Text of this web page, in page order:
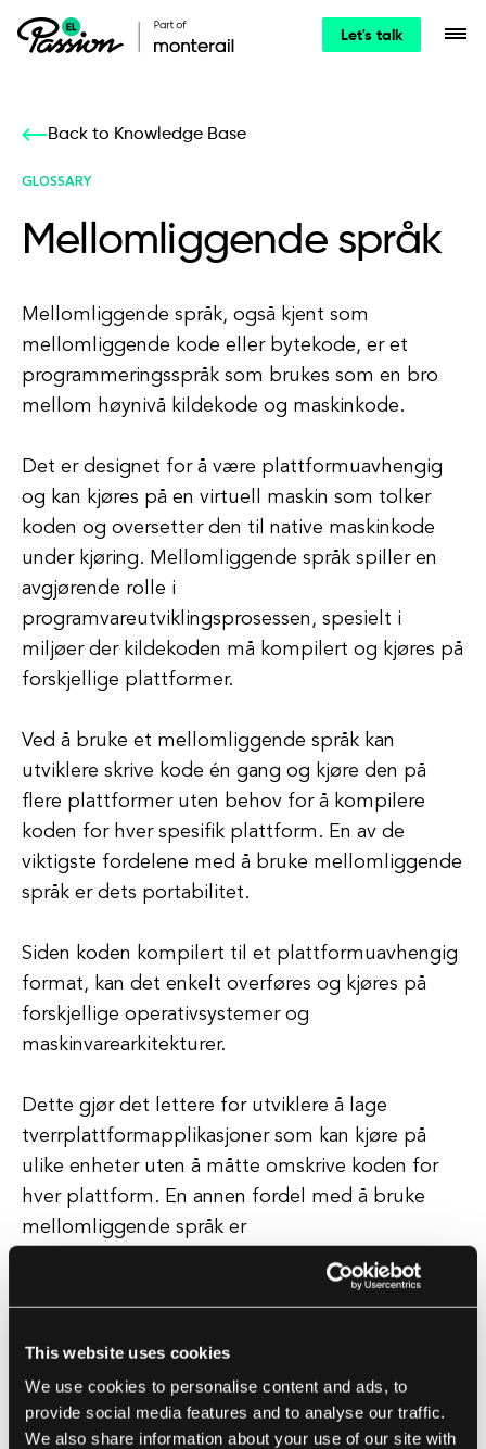
This website uses cookies
We use cookies to personalise content and ads, to
provide social media features and to analyse our traffic.
We also share information about your use of our site with
Let's talk
Back to Knowledge Base
GLOSSARY
Mellomliggende språk
Mellomliggende språk, også kjent som
mellomliggende kode eller bytekode, er et
programmeringsspråk som brukes som en bro
mellom høynivå kildekode og maskinkode.
Det er designet for å være plattformuavhengig
og kan kjøres på en virtuell maskin som tolker
koden og oversetter den til native maskinkode
under kjøring. Mellomliggende språk spiller en
avgjørende rolle i
programvareutviklingsprosessen, spesielt i
miljøer der kildekoden må kompilert og kjøres på
forskjellige plattformer.
Ved å bruke et mellomliggende språk kan
utviklere skrive kode én gang og kjøre den på
flere plattformer uten behov for å kompilere
koden for hver spesifik plattform. En av de
viktigste fordelene med å bruke mellomliggende
språk er dets portabilitet.
Siden koden kompilert til et plattformuavhengig
format, kan det enkelt overføres og kjøres på
forskjellige operativsystemer og
maskinvarearkitekturer.
Dette gjør det lettere for utviklere å lage
tverrplattformapplikasjoner som kan kjøre på
ulike enheter uten å måtte omskrive koden for
hver plattform. En annen fordel med å bruke
mellomliggende språk er
utviklere bruke ulike optimaliseringer på koden
under kompilering, noe som kan forbedre den
totale ytelsen til applikasjonen.